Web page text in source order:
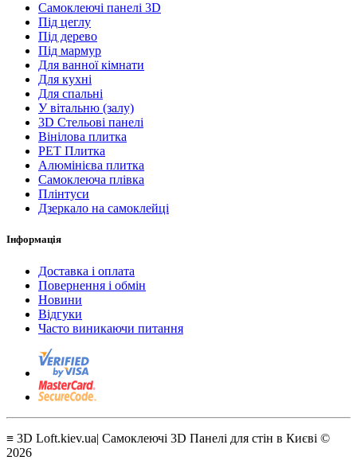
Самоклеючі панелі 3D
Під цеглу
Під дерево
Під мармур
Для ванної кімнати
Для кухні
Для спальні
У вітальню (залу)
3D Стельові панелі
Вінілова плитка
PET Плитка
Алюмінієва плитка
Самоклеюча плівка
Плінтуси
Дзеркало на самоклейці
Інформація
Доставка і оплата
Повернення і обмін
Новини
Відгуки
Часто виникаючи питання
≡ 3D Loft.kiev.ua| Самоклеючі 3D Панелі для стін в Києві ©
2026